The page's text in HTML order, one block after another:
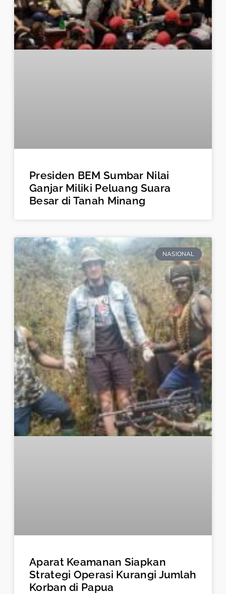
Presiden BEM Sumbar Nilai
Ganjar Miliki Peluang Suara
Besar di Tanah Minang
NASIONAL
Aparat Keamanan Siapkan
Strategi Operasi Kurangi Jumlah
Korban di Papua